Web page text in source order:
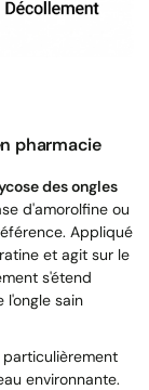
pharmacie
des ongles
d'amorolfine ou
Appliqué
et agit sur le
s'étend
l'ongle sain
environnante.